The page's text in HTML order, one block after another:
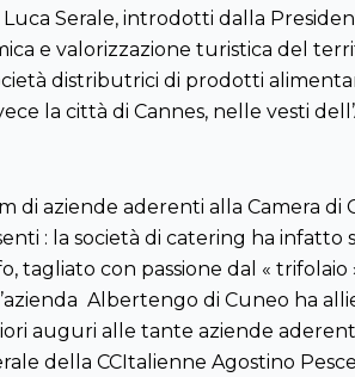
Luca Serale, introdotti dalla
e valorizzazione turistica del
distributrici di prodotti
la città di Cannes, nelle vesti
di aziende aderenti alla Camera di
: la società di catering ha
tagliato con passione dal « trifolaio
Albertengo di Cuneo ha
auguri alle tante aziende
della CCItalienne Agostino